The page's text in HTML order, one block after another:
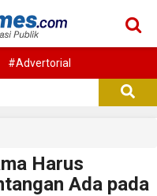
#Advertorial
Harus
Ada pada